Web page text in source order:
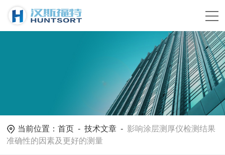
当前位置：首页 -技术文章 - 影响涂层测厚仪检测结果
准确性的因素及更好的测量